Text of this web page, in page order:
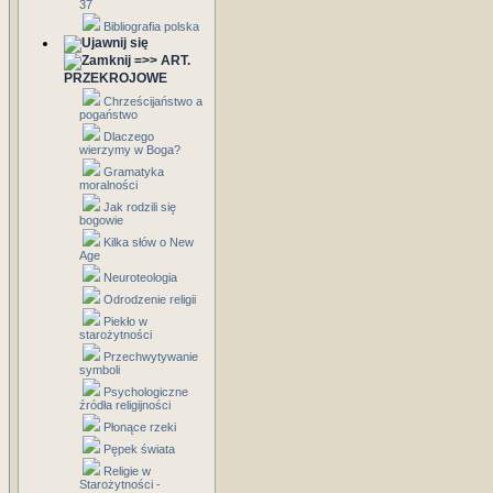
37
Bibliografia polska
=>> ART.
PRZEKROJOWE
Chrześcijaństwo a
pogaństwo
Dlaczego
wierzymy w Boga?
Gramatyka
moralności
Jak rodzili się
bogowie
Kilka słów o New
Age
Neuroteologia
Odrodzenie religii
Piekło w
starożytności
Przechwytywanie
symboli
Psychologiczne
źródła religijności
Płonące rzeki
Pępek świata
Religie w
Starożytności -